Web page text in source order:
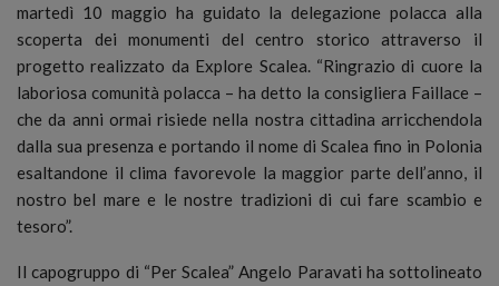
martedì 10 maggio ha guidato la delegazione polacca alla
scoperta dei monumenti del centro storico attraverso il
progetto realizzato da Explore Scalea. “Ringrazio di cuore la
laboriosa comunità polacca – ha detto la consigliera Faillace –
che da anni ormai risiede nella nostra cittadina arricchendola
dalla sua presenza e portando il nome di Scalea fino in Polonia
esaltandone il clima favorevole la maggior parte dell’anno, il
nostro bel mare e le nostre tradizioni di cui fare scambio e
tesoro”.
Il capogruppo di “Per Scalea” Angelo Paravati ha sottolineato